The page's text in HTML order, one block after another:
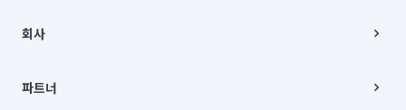
00019 |
주소 | 본사: 서울특별시 종로구 율곡로 6(중학동, 트윈트리빌딩) B동 5층
컨택센터 : 서울특별시 종로구 수송동 율곡로 24, 7층, 8층 미소
회사
채용
파트너